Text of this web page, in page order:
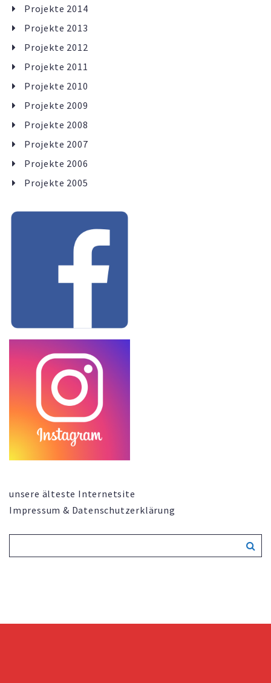
Projekte 2014
Projekte 2013
Projekte 2012
Projekte 2011
Projekte 2010
Projekte 2009
Projekte 2008
Projekte 2007
Projekte 2006
Projekte 2005
unsere älteste Internetsite
Impressum & Datenschutzerklärung